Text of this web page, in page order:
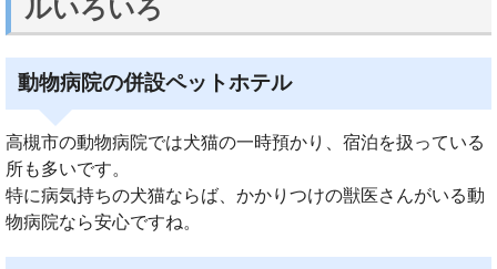
ルいろいろ
動物病院の併設ペットホテル
高槻市の動物病院では犬猫の一時預かり、宿泊を扱っている
所も多いです。
特に病気持ちの犬猫ならば、かかりつけの獣医さんがいる動
物病院なら安心ですね。